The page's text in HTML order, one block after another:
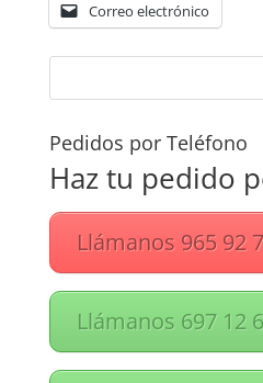
Correo electrónico
Pedidos por Teléfono
Haz tu pedido
Llámanos 965 92
Llámanos 697 12